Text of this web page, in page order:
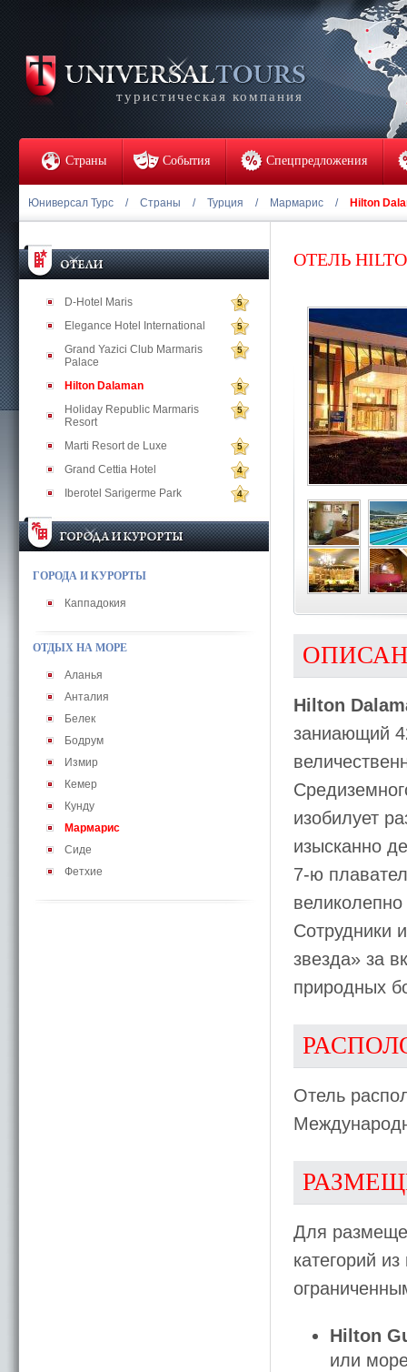
туристическая компания
Страны События Спецпредложения
Юниверсал Турс / Страны / Турция / Мармарис / Hilton
D-Hotel Maris 5
Elegance Hotel International 5
Grand Yazici Club Marmaris
Palace
5
Hilton Dalaman 5
Holiday Republic Marmaris
Resort
5
Marti Resort de Luxe 5
Grand Cettia Hotel 4
Iberotel Sarigerme Park 4
ГОРОДА И КУРОРТЫ
Каппадокия
ОТДЫХ НА МОРЕ
Аланья
Анталия
Белек
Бодрум
Измир
Кемер
Кунду
Мармарис
Сиде
Фетхие
ОТЕЛЬ
Hilton
заниающий
изобилует
изысканно
7-ю
Сотрудники
звезда» за
природных
Отель
Для
категорий
Hilton
или